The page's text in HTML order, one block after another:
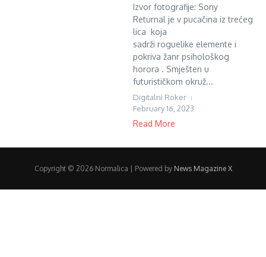
Izvor fotografije: Sony
Returnal je v pucačina iz trećeg
lica koja
sadrži roguelike elemente i
pokriva žanr psihološkog
horora . Smješten u
futurističkom okruž...
Digitalni Roker
February 16, 2023
Read More
Copyright © 2026 Normalica | Powered by News Magazine X